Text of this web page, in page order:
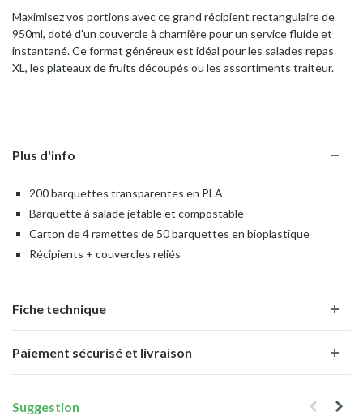
Maximisez vos portions avec ce grand récipient rectangulaire de
950ml, doté d'un couvercle à charnière pour un service fluide et
instantané. Ce format généreux est idéal pour les salades repas
XL, les plateaux de fruits découpés ou les assortiments traiteur.
Plus d'info
200 barquettes transparentes en PLA
Barquette à salade jetable et compostable
Carton de 4 ramettes de 50 barquettes en bioplastique
Récipients + couvercles reliés
Fiche technique
Paiement sécurisé et livraison
Suggestion